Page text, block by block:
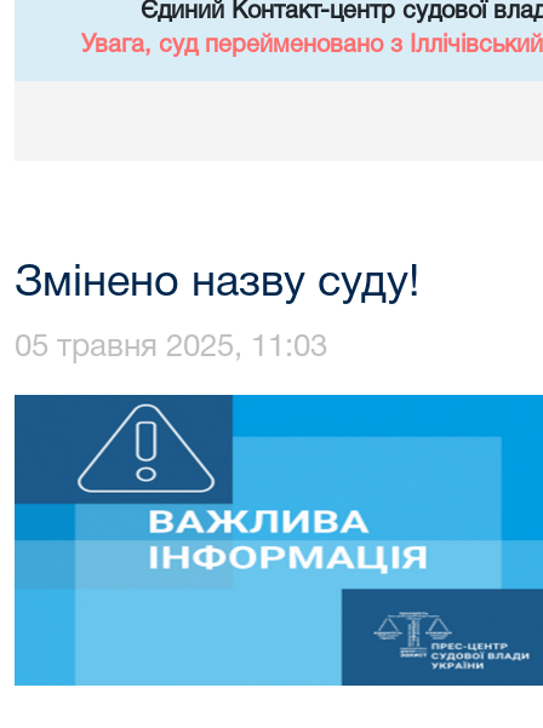
Єдиний Контакт-центр судової
Увага, суд перейменовано з
Змінено назву суду!
05 травня 2025, 11:03